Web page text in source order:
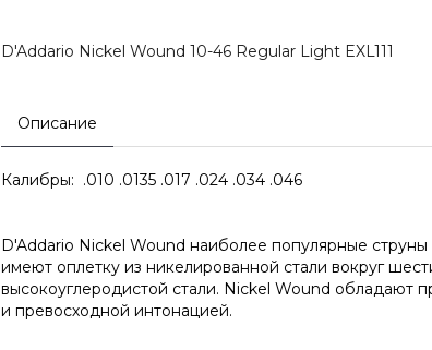
D'Addario Nickel Wound 10-46 Regular Light EXL111
Описание
Калибры: .010 .0135 .017 .024 .034 .046
D'Addario Nickel Wound наиболее популярные струны
имеют оплетку из никелированной стали вокруг
высокоуглеродистой стали. Nickel Wound обладают
и превосходной интонацией.